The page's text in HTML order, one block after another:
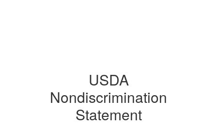
USDA
Nondiscrimination
Statement